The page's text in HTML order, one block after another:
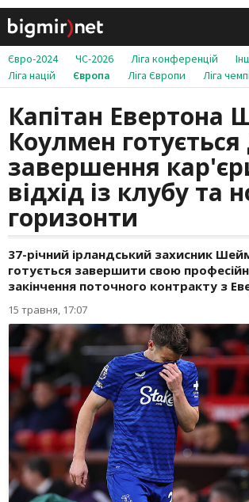
Євро-2024 ЧС-2026 Ліга конференцій
Ліга націй
Європа Ліга Європи Ліга
Капітан Евертона
Коулмен готується
завершення
відхід із клубу та
горизонти
37-річний ірландський захисник
готується завершити свою
закінчення поточного контракту з
15 травня, 17:07